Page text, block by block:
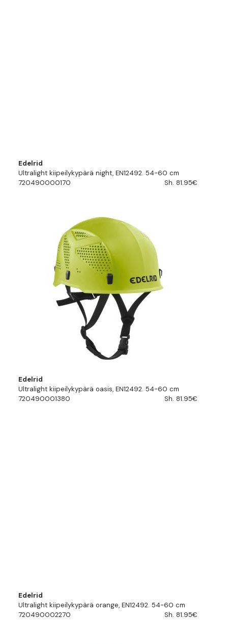
Edelrid
Ultralight kiipeilykypärä night, EN12492. 54-60 cm
720490000170
Sh. 81.95€
Edelrid
Ultralight kiipeilykypärä oasis, EN12492. 54-60 cm
720490001380
Sh. 81.95€
Edelrid
Ultralight kiipeilykypärä orange, EN12492. 54-60 cm
720490002270
Sh. 81.95€